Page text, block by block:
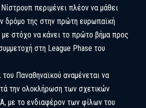
περιμένει πλέον να μάθει
δρόμο της στην πρώτη ευρωπαϊκή
στόχο να κάνει το πρώτο βήμα προς
στη League Phase του
του Παναθηναϊκού αναμένεται να
την ολοκλήρωση των σχετικών
με το ενδιαφέρον των φίλων του